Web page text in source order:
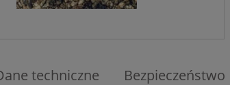
techniczne Bezpieczeństwo